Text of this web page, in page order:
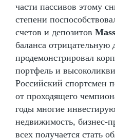
части пассивов этому
степени
счетов и депозитов
баланса отрицательную
продемонстрировал
портфель и
Российский спортсмен
от проходящего
годы многие
недвижимость, бизнес-
всех получается стать